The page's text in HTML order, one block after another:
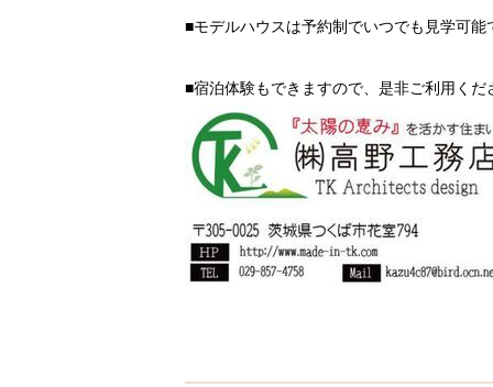
■モデルハウスは予約制でいつでも見学可能
■宿泊体験もできますので、是非ご利用くだ